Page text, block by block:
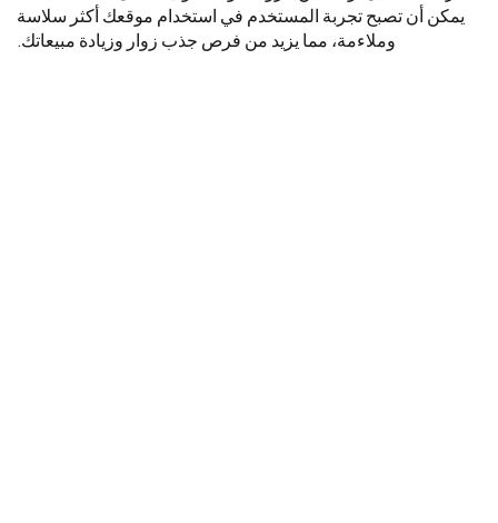
يمكن أن تصبح تجربة المستخدم في استخدام موقعك أكثر سلاسة
وملاءمة، مما يزيد من فرص جذب زوار وزيادة مبيعاتك.